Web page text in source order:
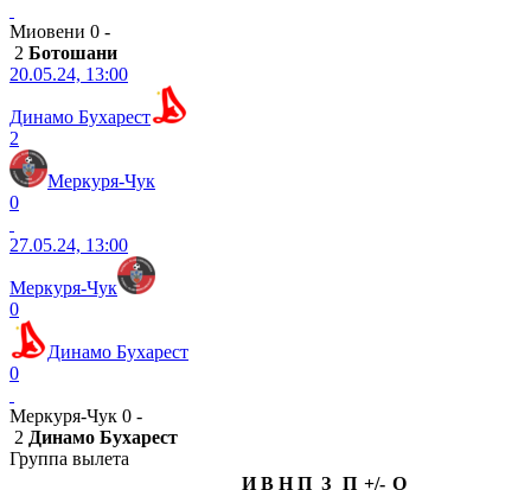
Миовени 0 -
2 Ботошани
20.05.24, 13:00
Динамо Бухарест
2
Меркуря-Чук
0
27.05.24, 13:00
Меркуря-Чук
0
Динамо Бухарест
0
Меркуря-Чук 0 -
2 Динамо Бухарест
Группа вылета
И В Н П З П +/- О